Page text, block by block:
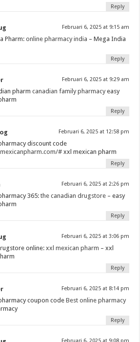
Reply
Februari 6, 2025 at 9:15 am
Pharm:online pharmacy india – Mega India
Reply
Februari 6, 2025 at 9:29 am
pharmcanadian family pharmacy easy
Reply
Februari 6, 2025 at 12:58 pm
discount code
# xxl mexican pharm
Reply
Februari 6, 2025 at 2:26 pm
365:the canadian drugstore – easy
Reply
Februari 6, 2025 at 3:06 pm
online:xxl mexican pharm – xxl
Reply
Februari 6, 2025 at 8:14 pm
coupon codeBest online pharmacy
Reply
Februari 6, 2025 at 9:08 pm